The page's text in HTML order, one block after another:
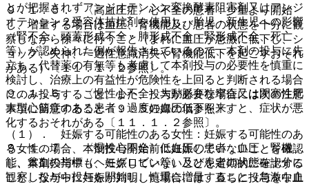
とが把握されずアンジオテンシン変換酵素阻害剤又はアンジ
オテンシン２受容体拮抗剤を使用し、胎児・新生児への影響
（腎不全、頭蓋形成不全・肺形成不全・腎形成不全、死亡
等）が認められた例が報告されているので、本剤の投与に先
立ち、代替薬の有無等も考慮して本剤投与の必要性を慎重に
検討し、治療上の有益性が危険性を上回ると判断される場合
にのみ投与すること。また、投与が必要な場合には次の注意
事項に留意すること〔９．５妊婦の項参照〕。
（１）． 妊娠する可能性のある女性：妊娠する可能性のあ
る女性の場合、本剤投与開始前に妊娠していないことを確認
し、本剤投与中も、妊娠していないことを定期的に確認する
こと。投与中に妊娠が判明した場合には、直ちに投与を中止
９．１．５． 〈高血圧症〉心不全の患者：少量より開始
し、増量する場合は血圧、腎機能及び患者の状態を十分に観
察しながら徐々に行うこと（まれに血圧が急激に低下し、シ
ョック、失神、一過性意識消失や腎機能低下を起こすおそれ
がある）〔１１．１．２参照〕。
９．１．６． 〈慢性心不全〉大動脈弁狭窄症又は閉塞性肥
大型心筋症のある患者：過度の血圧低下を来すと、症状が悪
化するおそれがある〔１１．１．２参照〕。
９．１．７． 〈慢性心不全〉低血圧の患者：血圧、腎機
能、貧血の指標（ヘモグロビン等）及び患者の状態を十分に
観察しながら投与を開始し、慎重に増量すること（急激な血